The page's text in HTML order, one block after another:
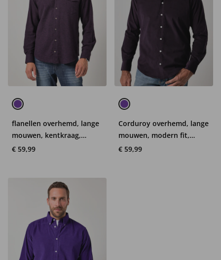
flanellen overhemd, lange
mouwen, kentkraag,
Modern Fit, tot 8XL
€ 59,99
Corduroy overhemd, lange
mouwen, modern fit,
verborgen buttondown
€ 59,99